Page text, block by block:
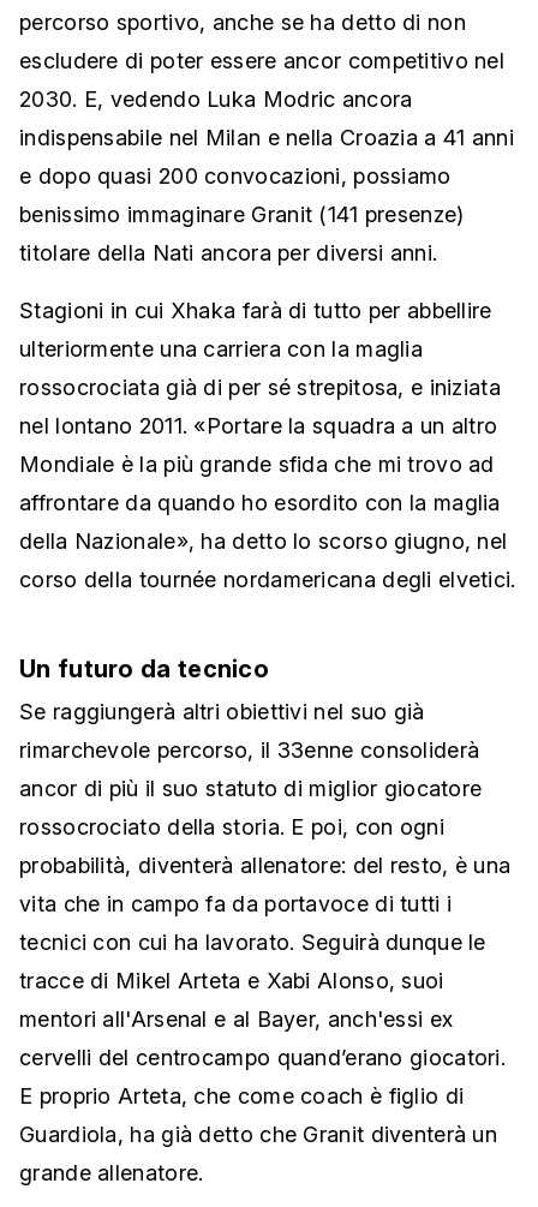
percorso sportivo, anche se ha detto di non
escludere di poter essere ancor competitivo nel
2030. E, vedendo Luka Modric ancora
indispensabile nel Milan e nella Croazia a 41 anni
e dopo quasi 200 convocazioni, possiamo
benissimo immaginare Granit (141 presenze)
titolare della Nati ancora per diversi anni.
Stagioni in cui Xhaka farà di tutto per abbellire
ulteriormente una carriera con la maglia
rossocrociata già di per sé strepitosa, e iniziata
nel lontano 2011. «Portare la squadra a un altro
Mondiale è la più grande sfida che mi trovo ad
affrontare da quando ho esordito con la maglia
della Nazionale», ha detto lo scorso giugno, nel
corso della tournée nordamericana degli elvetici.
Un futuro da tecnico
Se raggiungerà altri obiettivi nel suo già
rimarchevole percorso, il 33enne consoliderà
ancor di più il suo statuto di miglior giocatore
rossocrociato della storia. E poi, con ogni
probabilità, diventerà allenatore: del resto, è una
vita che in campo fa da portavoce di tutti i
tecnici con cui ha lavorato. Seguirà dunque le
tracce di Mikel Arteta e Xabi Alonso, suoi
mentori all'Arsenal e al Bayer, anch'essi ex
cervelli del centrocampo quand’erano giocatori.
E proprio Arteta, che come coach è figlio di
Guardiola, ha già detto che Granit diventerà un
grande allenatore.